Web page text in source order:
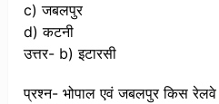
c) जबलपुर
d) कटनी
उत्तर- b) इटारसी
प्रश्न- भोपाल एवं जबलपुर किस